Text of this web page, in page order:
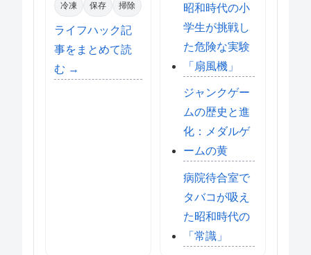
冷凍 保存 掃除
ライフハック記
事をまとめて読
む →
昭和時代の小
学生が挑戦し
た危険な実験
「扇風機」
ジャンクゲー
ムの歴史と進
化：メダルゲ
ームの黄
病院待合室で
タバコが吸え
た昭和時代の
「常識」